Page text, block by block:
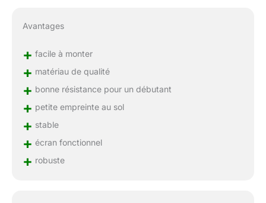
seulement 7 étapes
simples en 25 minutes
Avantages
+ facile à monter
+ matériau de qualité
+ bonne résistance pour un débutant
+ petite empreinte au sol
+ stable
+ écran fonctionnel
+ robuste